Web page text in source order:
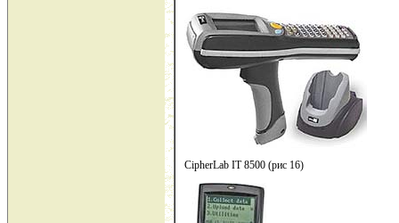
CipherLab IT 8500 (рис 16)